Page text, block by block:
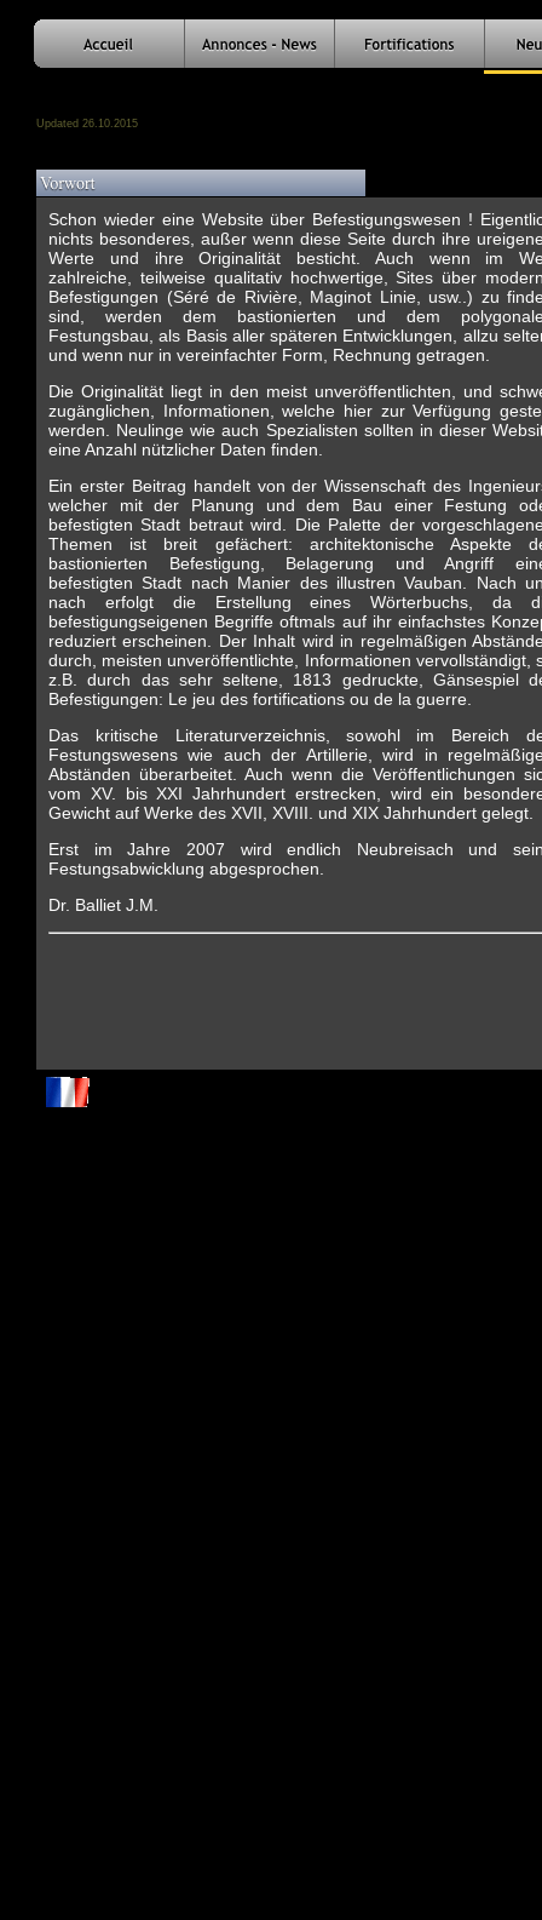
Schon wieder eine Website über Befestigungswesen !
nichts besonderes, außer wenn diese Seite durch ihre
Werte und ihre Originalität besticht. Auch wenn im
zahlreiche, teilweise qualitativ hochwertige, Sites über
Befestigungen (Séré de Rivière, Maginot Linie, usw..) zu
sind, werden dem bastionierten und dem
Festungsbau, als Basis aller späteren Entwicklungen, allzu
und wenn nur in vereinfachter Form, Rechnung getragen.
Die Originalität liegt in den meist unveröffentlichten, und
zugänglichen, Informationen, welche hier zur Verfügung
werden. Neulinge wie auch Spezialisten sollten in dieser
eine Anzahl nützlicher Daten finden.
Ein erster Beitrag handelt von der Wissenschaft des
welcher mit der Planung und dem Bau einer Festung
befestigten Stadt betraut wird. Die Palette der
Themen ist breit gefächert: architektonische Aspekte
bastionierten Befestigung, Belagerung und Angriff
befestigten Stadt nach Manier des illustren Vauban. Nach
nach erfolgt die Erstellung eines Wörterbuchs, da
befestigungseigenen Begriffe oftmals auf ihr einfachstes
reduziert erscheinen. Der Inhalt wird in regelmäßigen
durch, meisten unveröffentlichte, Informationen vervollständigt,
z.B. durch das sehr seltene, 1813 gedruckte, Gänsespiel
Befestigungen: Le jeu des fortifications ou de la guerre.
Das kritische Literaturverzeichnis, sowohl im Bereich
Festungswesens wie auch der Artillerie, wird in
Abständen überarbeitet. Auch wenn die Veröffentlichungen
vom XV. bis XXI Jahrhundert erstrecken, wird ein
Gewicht auf Werke des XVII, XVIII. und XIX Jahrhundert gelegt.
Erst im Jahre 2007 wird endlich Neubreisach und
Festungsabwicklung abgesprochen.
Dr. Balliet J.M.
Updated 26.10.2015